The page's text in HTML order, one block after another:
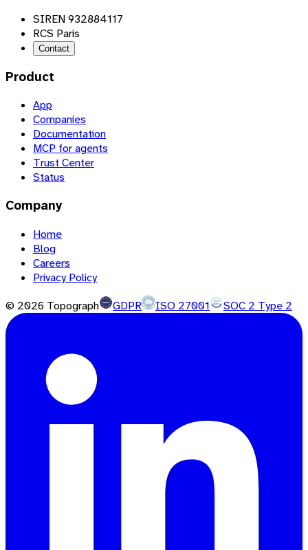
SIREN 932884117
RCS Paris
Contact
Product
App
Companies
Documentation
MCP for agents
Trust Center
Status
Company
Home
Blog
Careers
Privacy Policy
© 2026 Topograph GDPR ISO 27001 SOC 2 Type 2